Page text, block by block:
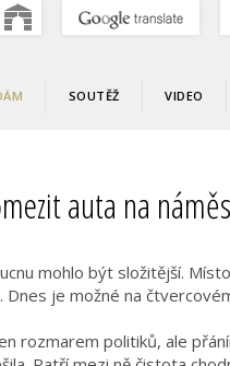
.
SOUTĚŽ VIDEO
auta na
mohlo být složitější.
je možné na
rozmarem politiků, ale